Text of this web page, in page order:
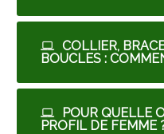
COLLIER,
BOUCLES :
POUR QUELLE
PROFIL DE FEMME